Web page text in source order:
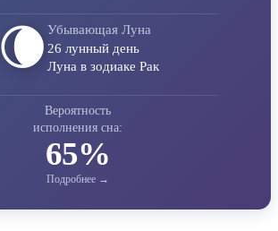
🌘 Убывающая Луна
26 лунный день
Луна в зодиаке Рак
Вероятность
исполнения сна:
65%